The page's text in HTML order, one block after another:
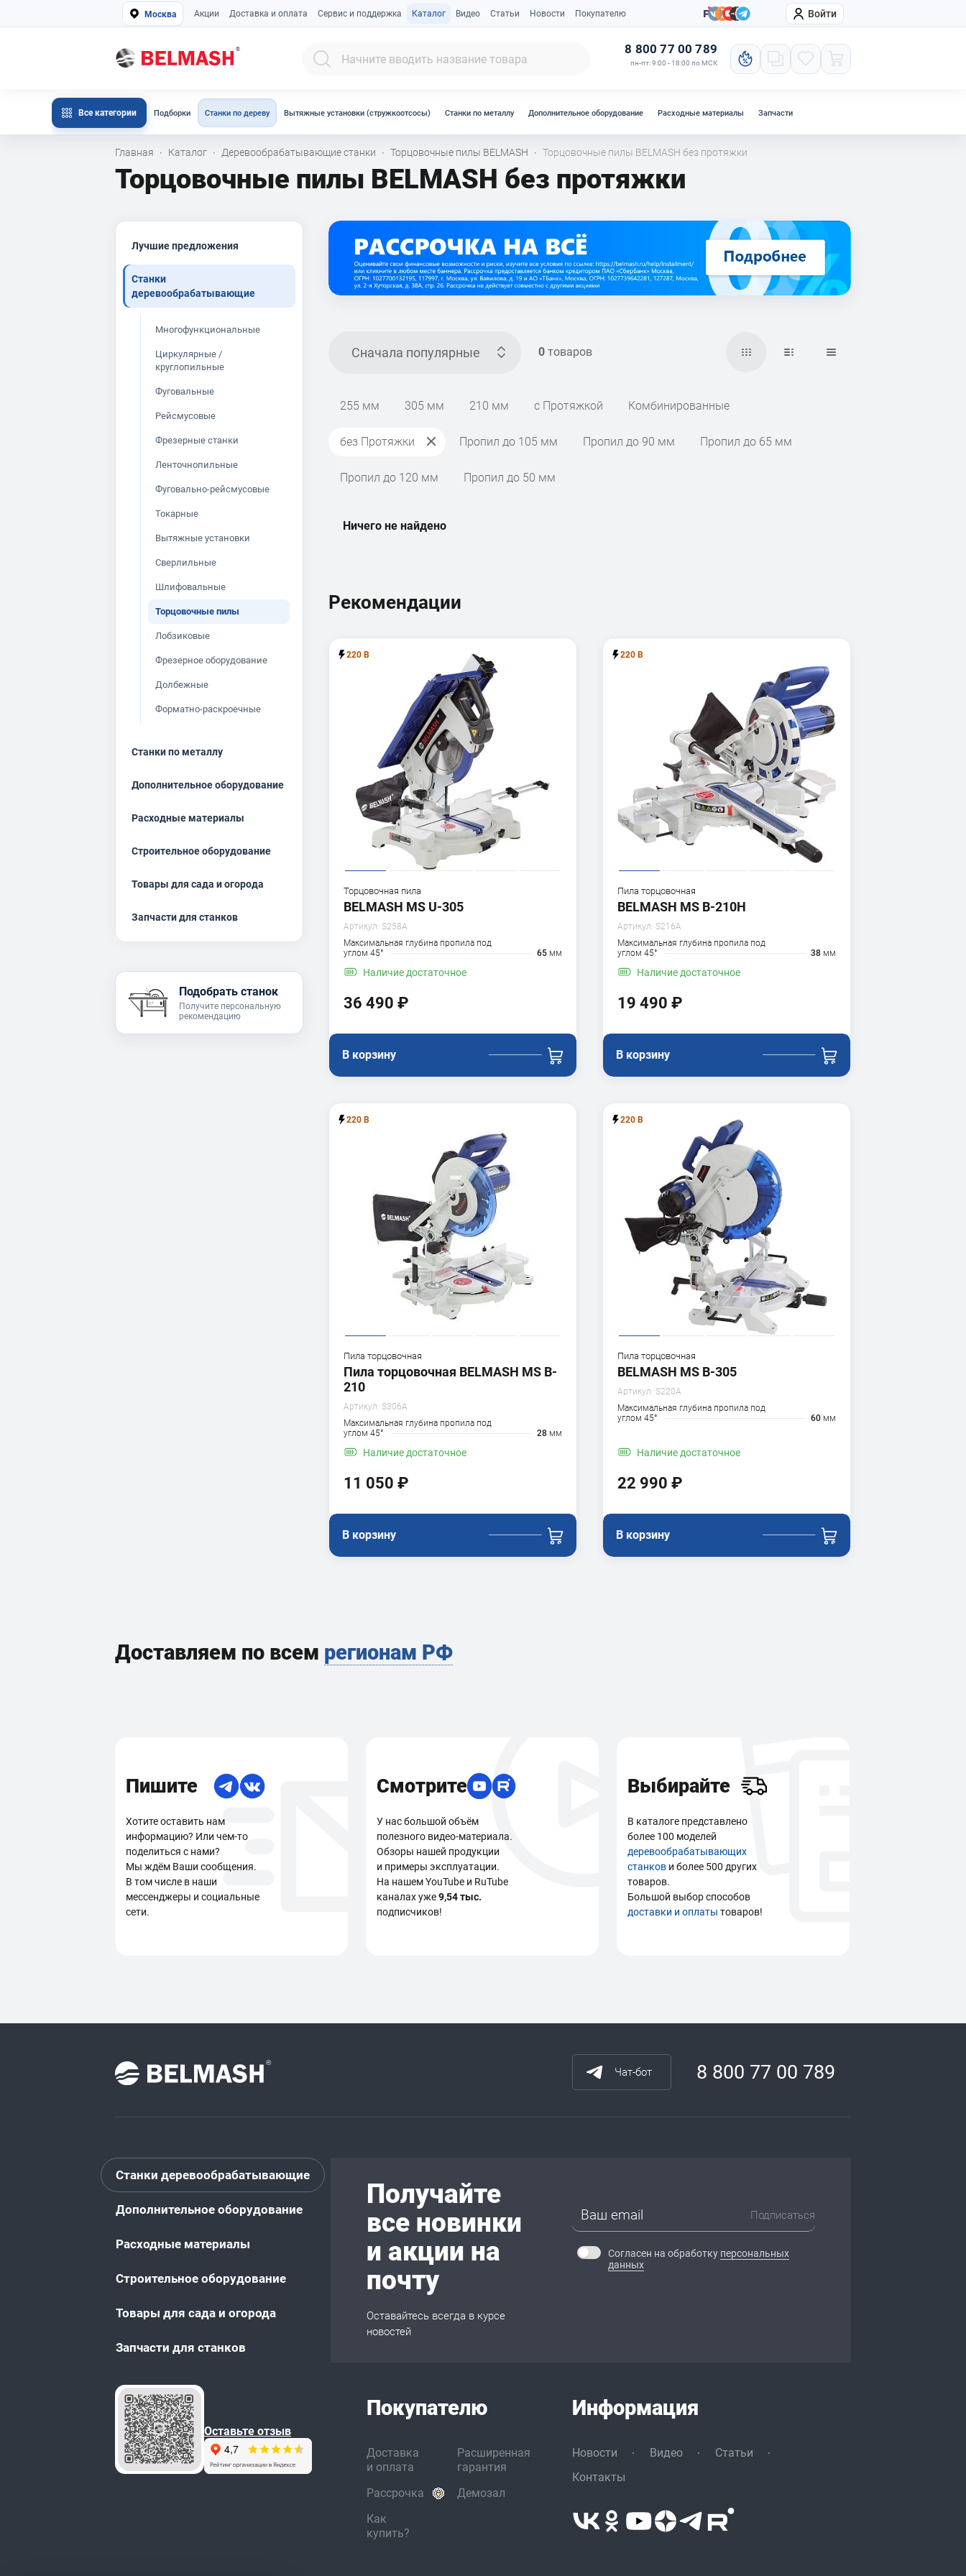
Москва Акции Доставка и оплата Сервис и поддержка Каталог Видео Статьи Новости Покупателю Компания Войти
8 800 77 00 789
пн-пт: 9:00 - 18:00 по МСК
Все категории Подборки Станки по дереву Вытяжные установки (стружкоотсосы) Станки по металлу Дополнительное оборудование Расходные материалы Запчасти
Главная · Каталог · Деревообрабатывающие станки · Торцовочные пилы BELMASH · Торцовочные пилы BELMASH без протяжки
Торцовочные пилы BELMASH без протяжки
Лучшие предложения
Станки
деревообрабатывающие
Многофункциональные
Циркулярные /
круглопильные
Фуговальные
Рейсмусовые
Фрезерные станки
Ленточнопильные
Фуговально-рейсмусовые
Токарные
Вытяжные установки
Сверлильные
Шлифовальные
Торцовочные пилы
Лобзиковые
Фрезерное оборудование
Долбежные
Форматно-раскроечные
Станки по металлу
Дополнительное оборудование
Расходные материалы
Строительное оборудование
Товары для сада и огорода
Запчасти для станков
Подобрать станок
Получите персональную
рекомендацию
Сначала популярные 0 товаров
255 мм 305 мм 210 мм с Протяжкой Комбинированные
без Протяжки Пропил до 105 мм Пропил до 90 мм Пропил до 65 мм
Пропил до 120 мм Пропил до 50 мм
Ничего не найдено
Рекомендации
220 В
Торцовочная пила
BELMASH MS U-305
Артикул: S258A
Максимальная глубина пропила под
углом 45°
65 мм
Наличие достаточное
36 490 ₽
В корзину
220 В
Пила торцовочная
BELMASH MS B-210H
Артикул: S216A
Максимальная глубина пропила под
углом 45°
38 мм
Наличие достаточное
19 490 ₽
В корзину
220 В
Пила торцовочная
Пила торцовочная BELMASH MS B-
210
Артикул: S306A
Максимальная глубина пропила под
углом 45°
28 мм
Наличие достаточное
11 050 ₽
В корзину
220 В
Пила торцовочная
BELMASH MS B-305
Артикул: S220A
Максимальная глубина пропила под
углом 45°
60 мм
Наличие достаточное
22 990 ₽
В корзину
Доставляем по всем регионам РФ
Пишите
Хотите оставить нам
информацию? Или чем-то
поделиться с нами?
Мы ждём Ваши сообщения.
В том числе в наши
мессенджеры и социальные
сети.
Смотрите
У нас большой объём
полезного видео-материала.
Обзоры нашей продукции
и примеры эксплуатации.
На нашем YouTube и RuTube
каналах уже9,54 тыс.
подписчиков!
Выбирайте
В каталоге представлено
более 100 моделей
деревообрабатывающих
станкови более 500 других
товаров.
Большой выбор способов
доставки и оплаты товаров!
Чат-бот 8 800 77 00 789
Станки деревообрабатывающие
Дополнительное оборудование
Расходные материалы
Строительное оборудование
Товары для сада и огорода
Запчасти для станков
Оставьте отзыв
Получайте
все новинки
и акции на
почту
Оставайтесь всегда в курсе
новостей
Подписаться
Согласен на обработку персональных
данных
Покупателю
Доставка
и оплата
Рассрочка
Как
купить?
Расширенная
гарантия
Демозал
Информация
Новости Видео
Статьи
Контакты